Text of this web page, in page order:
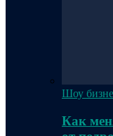
Шоу
Как